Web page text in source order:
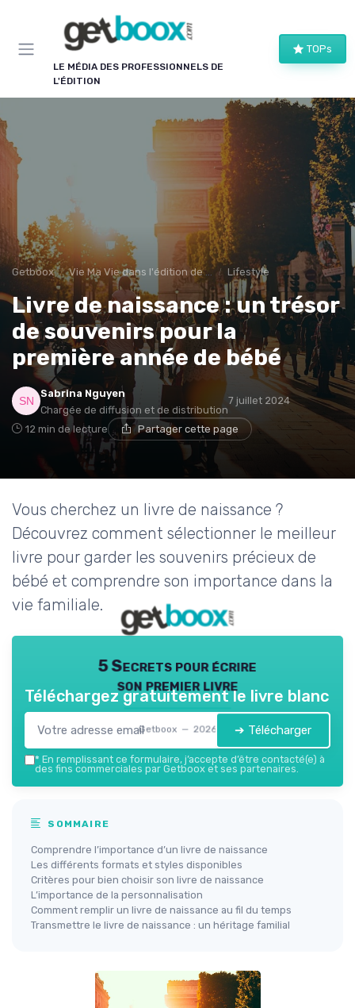
LE MÉDIA DES PROFESSIONNELS DE
L'ÉDITION
TOPs
Getboox Vie Ma Vie dans l'édition de livre Lifestyle
Livre de naissance : un trésor
de souvenirs pour la
première année de bébé
Sabrina Nguyen
Chargée de diffusion et de distribution
7 juillet 2024
12 min de lecture Partager cette page
Vous cherchez un livre de naissance ?
Découvrez comment sélectionner le meilleur
livre pour garder les souvenirs précieux de
bébé et comprendre son importance dans la
vie familiale.
5 Secrets pour écrire
son premier livre
Getboox — 2026
Téléchargez gratuitement le livre blanc
➔ Télécharger
* En remplissant ce formulaire, j’accepte d’être contacté(e) à
des fins commerciales par Getboox et ses partenaires.
SOMMAIRE
Comprendre l’importance d’un livre de naissance
Les différents formats et styles disponibles
Critères pour bien choisir son livre de naissance
L’importance de la personnalisation
Comment remplir un livre de naissance au fil du temps
Transmettre le livre de naissance : un héritage familial